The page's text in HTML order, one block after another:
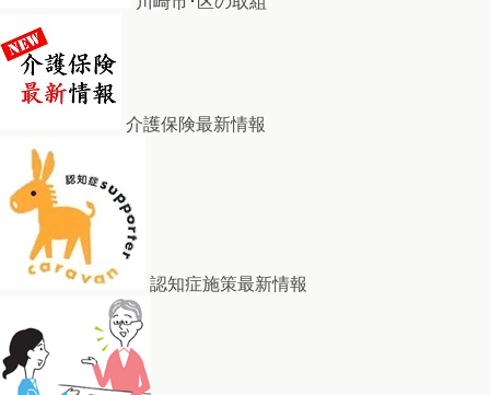
介護保険最新情報
認知症施策最新情報